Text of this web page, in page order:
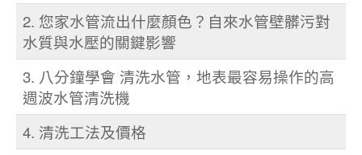
2. 您家水管流出什麼顏色？自來水管壁髒污對
水質與水壓的關鍵影響
3. 八分鐘學會 清洗水管，地表最容易操作的高
週波水管清洗機
4. 清洗工法及價格